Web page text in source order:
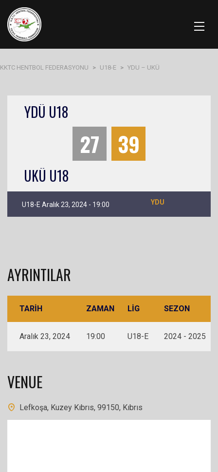
KKTC HENTBOL FEDERASYONU > U18-E > YDU – UKÜ
YDÜ U18
27 39
UKÜ U18
U18-E Aralık 23, 2024 - 19:00 YDU
AYRINTILAR
TARIH ZAMAN LIG SEZON
Aralık 23, 2024 19:00 U18-E 2024 - 2025
VENUE
Lefkoşa, Kuzey Kıbrıs, 99150, Kıbrıs